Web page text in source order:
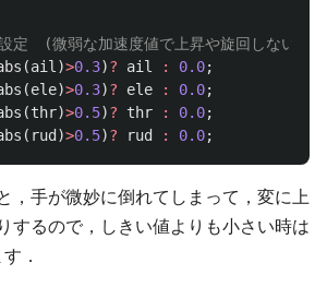
定　(微弱な加速度値で上昇や旋回しないよ
(ail )>0.3)? ail : 0.0;
(ele)>0.3)? ele : 0.0;
(thr)>0.5)? thr : 0.0;
( rud)>0.5)? rud : 0.0;
，手が微妙に倒れてしまって，変に上
するので，しきい値よりも小さい時は
．